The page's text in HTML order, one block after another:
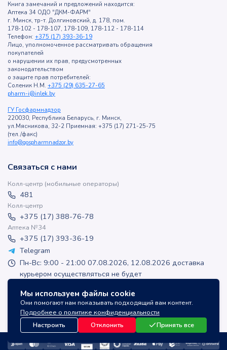
Мы используем файлы cookie
Они помогают нам показывать подходящий вам контент.
Подробнее о политике конфиденциальности
Настроить
Отклонить Принять все
Книга замечаний и предложений находится:
Аптека 34 ОДО "ДКМ-ФАРМ"
г. Минск, тр-т. Долгиновский, д. 178, пом.
178-102 - 178-107, 178-109, 178-112 - 178-114
Телефон: +375 (17) 393-36-19
Лицо, уполномоченное рассматривать обращения
покупателей
о нарушении их прав, предусмотренных
законодательством
о защите прав потребителей:
Соленик Н.М. +375 (29) 635-27-65
pharm-i@inlek.by
ГУ Госфармнадзор
220030, Республика Беларусь, г. Минск,
ул.Мясникова, 32-2 Приемная: +375 (17) 271-25-75
(тел./факс)
info@gospharmnadzor.by
Связаться с нами
Колл-центр (мобильные операторы)
481
Колл-центр
+375 (17) 388-76-78
Аптека №34
+375 (17) 393-36-19
Telegram
Пн-Вс: 9:00 - 21:00 07.08.2026, 12.08.2026 доставка
курьером осуществляться не будет
inlek_apteka
inlek_apteka